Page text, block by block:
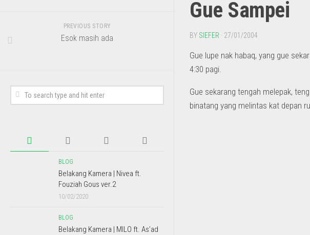
Gue Sampei
BY SIEFER · 27/01/2004
Gue lupe nak habaq, yang gue
4:30 pagi.
Gue sekarang tengah melepak,
binatang yang melintas kat depan
PREVIOUS STORY
Esok masih ada
BLOG
Belakang Kamera | Nivea ft.
Fouziah Gous ver.2
10/02/2020
BLOG
Belakang Kamera | MILO ft. As’ad